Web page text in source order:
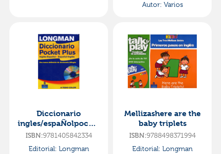
Autor: Varios
Diccionario
ingles/espaÑolpocket
plus
ISBN:9781405842334
Editorial: Longman
Mellizashere are the
baby triplets
ISBN:9788498371994
Editorial: Longman